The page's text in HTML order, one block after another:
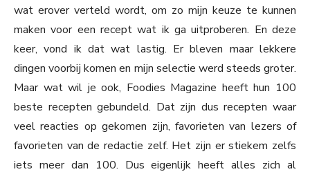
wat erover verteld wordt, om zo mijn keuze te kunnen
maken voor een recept wat ik ga uitproberen. En deze
keer, vond ik dat wat lastig. Er bleven maar lekkere
dingen voorbij komen en mijn selectie werd steeds groter.
Maar wat wil je ook, Foodies Magazine heeft hun 100
beste recepten gebundeld. Dat zijn dus recepten waar
veel reacties op gekomen zijn, favorieten van lezers of
favorieten van de redactie zelf. Het zijn er stiekem zelfs
iets meer dan 100. Dus eigenlijk heeft alles zich al